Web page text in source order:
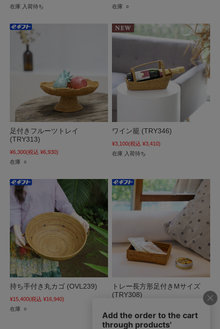
在庫 入荷待ち
在庫 ○
足付きフルーツトレイ
(TRY313)
¥6,300(税込 ¥6,930)
在庫 ○
ワイン籠 (TRY346)
¥3,100(税込 ¥3,410)
在庫 入荷待ち
持ち手付き丸カゴ (OVL239)
¥15,400(税込 ¥16,940)
在庫 ○
トレー長方形足付きMサイズ
(TRY308)
在庫 ○